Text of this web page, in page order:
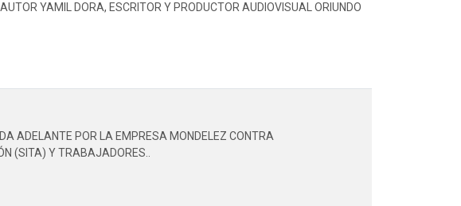
YAMIL DORA, ESCRITOR Y PRODUCTOR AUDIOVISUAL ORIUNDO
ADELANTE POR LA EMPRESA MONDELEZ CONTRA
(SITA) Y TRABAJADORES..